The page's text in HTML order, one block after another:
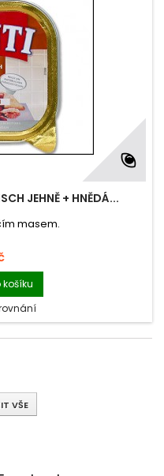
JEHNĚ + HNĚDÁ...
masem.
VŠE